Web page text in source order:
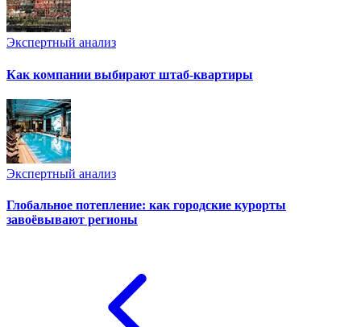
Экспертный анализ
Как компании выбирают штаб-квартиры
Экспертный анализ
Глобальное потепление: как городские курорты
завоёвывают регионы